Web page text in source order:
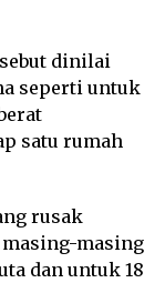
dinilai
seperti untuk
satu rumah
rusak
masing-masing
dan untuk 18